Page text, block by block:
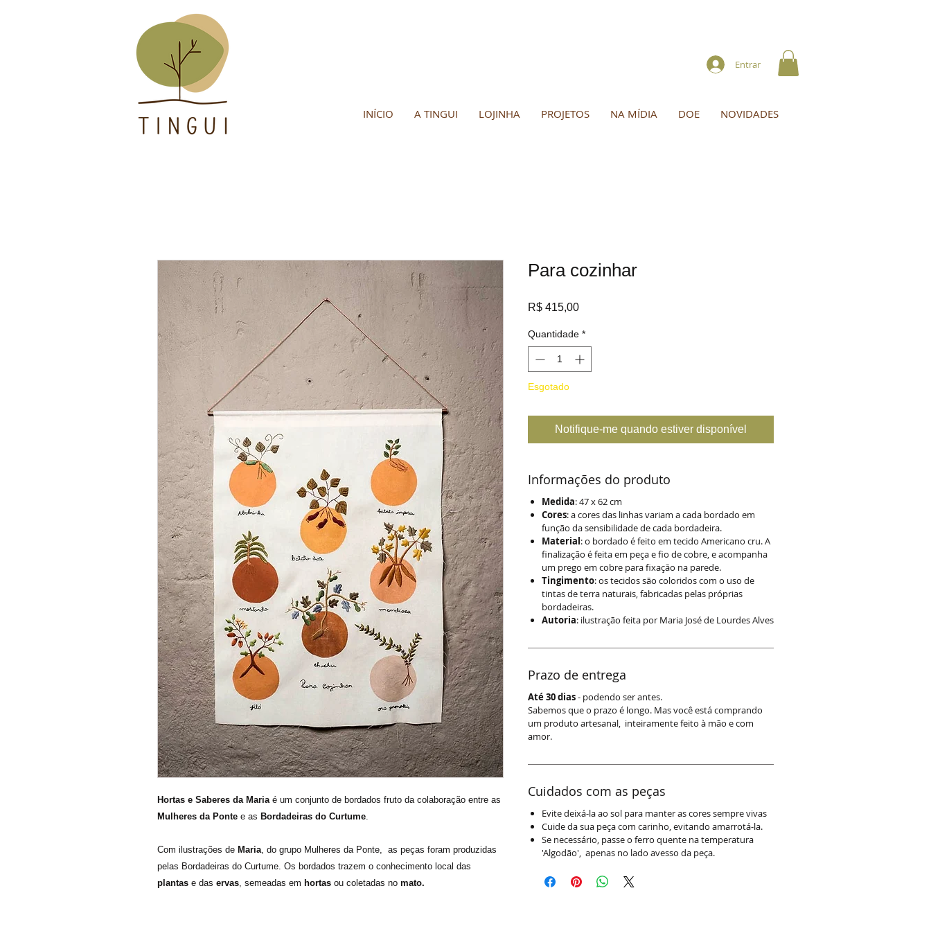
Entrar
INÍCIO A TINGUI LOJINHA PROJETOS NA MÍDIA DOE NOVIDADES
Hortas e Saberes da Maria é um conjunto de bordados fruto da colaboração entre as
Mulheres da Ponte e as Bordadeiras do Curtume.
Com ilustrações de Maria, do grupo Mulheres da Ponte, as peças foram produzidas
pelas Bordadeiras do Curtume. Os bordados trazem o conhecimento local das
plantas e das ervas, semeadas em hortas ou coletadas no mato.
Para cozinhar
R$ 415,00Preço
Quantidade *
Esgotado
Notifique-me quando estiver disponível
Informações do produto
Medida: 47 x 62 cm
Cores: a cores das linhas variam a cada bordado em
função da sensibilidade de cada bordadeira.
Material: o bordado é feito em tecido Americano cru. A
finalização é feita em peça e fio de cobre, e acompanha
um prego em cobre para fixação na parede.
Tingimento: os tecidos são coloridos com o uso de
tintas de terra naturais, fabricadas pelas próprias
bordadeiras.
Autoria: ilustração feita por Maria José de Lourdes Alves
Prazo de entrega
Até 30 dias- podendo ser antes.
Sabemos que o prazo é longo. Mas você está comprando
um produto artesanal, inteiramente feito à mão e com
amor.
Cuidados com as peças
Evite deixá-la ao sol para manter as cores sempre vivas
Cuide da sua peça com carinho, evitando amarrotá-la.
Se necessário, passe o ferro quente na temperatura
'Algodão', apenas no lado avesso da peça.